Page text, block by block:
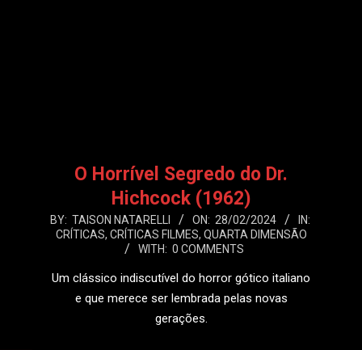
O Horrível Segredo do Dr.
Hichcock (1962)
2024-
02-
BY: TAISON NATARELLI ON: 28/02/2024
IN:
CRÍTICAS, CRÍTICAS FILMES, QUARTA DIMENSÃO
WITH: 0 COMMENTS
Um clássico indiscutível do horror gótico italiano
e que merece ser lembrada pelas novas
gerações.